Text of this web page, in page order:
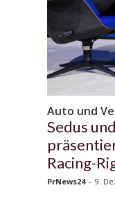
Auto und
Sedus
Racing-
PrNews24 - 9.